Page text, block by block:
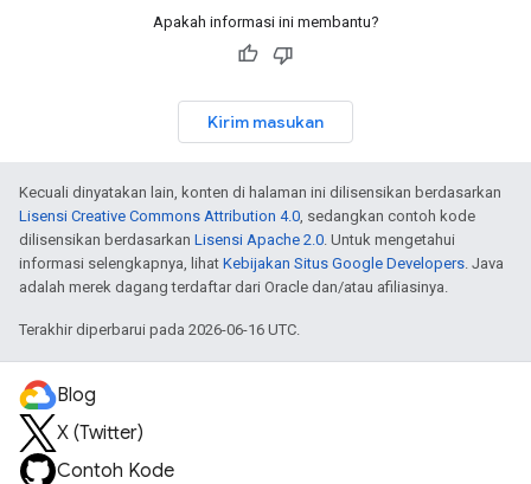
Apakah informasi ini membantu?
Kirim masukan
Kecuali dinyatakan lain, konten di halaman ini dilisensikan berdasarkan
Lisensi Creative Commons Attribution 4.0, sedangkan contoh kode
dilisensikan berdasarkan Lisensi Apache 2.0. Untuk mengetahui
informasi selengkapnya, lihat Kebijakan Situs Google Developers. Java
adalah merek dagang terdaftar dari Oracle dan/atau afiliasinya.
Terakhir diperbarui pada 2026-06-16 UTC.
Blog
X (Twitter)
Contoh Kode